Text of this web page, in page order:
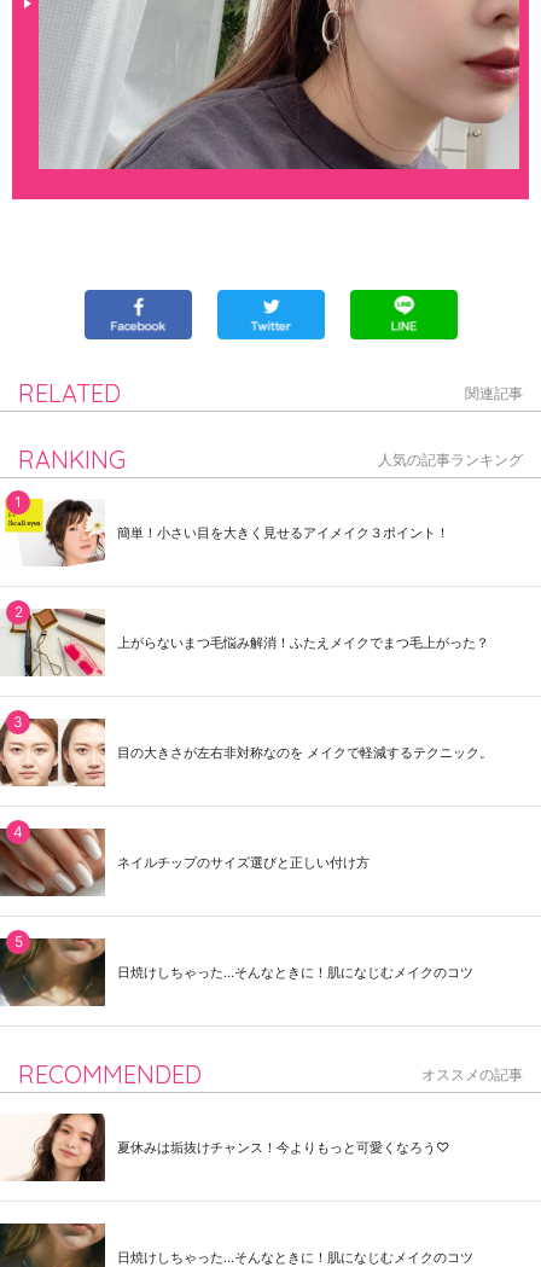
RELATED 関連記事
RANKING 人気の記事ランキング
簡単！小さい目を大きく見せるアイメイク３ポイント！
上がらないまつ毛悩み解消！ふたえメイクでまつ毛上がった？
目の大きさが左右非対称なのを メイクで軽減するテクニック。
ネイルチップのサイズ選びと正しい付け方
日焼けしちゃった...そんなときに！肌になじむメイクのコツ
RECOMMENDED オススメの記事
夏休みは垢抜けチャンス！今よりもっと可愛くなろう♡
日焼けしちゃった...そんなときに！肌になじむメイクのコツ